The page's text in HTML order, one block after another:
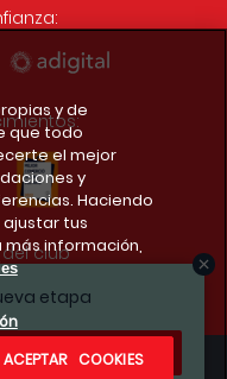
etapa
club
y de
que todo
el mejor
y
Haciendo
ajustar tus
información,
ACEPTAR COOKIES